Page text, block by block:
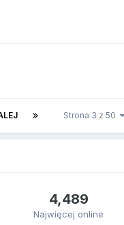
Strona 3 z 50
4,489
Najwięcej online